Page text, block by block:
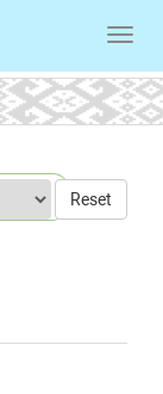
Reset